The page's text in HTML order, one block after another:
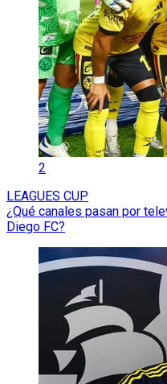
2
LEAGUES CUP
¿Qué canales pasan por
Diego FC?